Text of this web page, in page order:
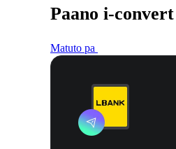
Paano i-
Matuto pa